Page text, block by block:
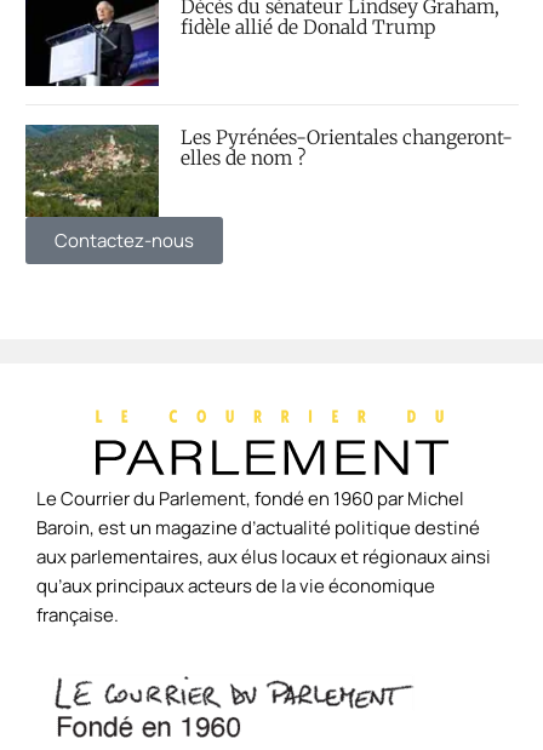
Décès du sénateur Lindsey Graham,
fidèle allié de Donald Trump
Les Pyrénées-Orientales changeront-
elles de nom ?
Contactez-nous
Le Courrier du Parlement, fondé en 1960 par Michel
Baroin, est un magazine d’actualité politique destiné
aux parlementaires, aux élus locaux et régionaux ainsi
qu’aux principaux acteurs de la vie économique
française.